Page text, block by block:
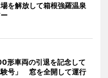
を解放して箱根強羅温泉
形車両の引退を記念して
験号」 窓を全開して運行